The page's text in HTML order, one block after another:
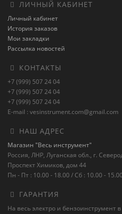
ЛИЧНЫЙ КАБИНЕТ
Личный кабинет
История заказов
Мои закладки
Рассылка новостей
КОНТАКТЫ
+7 (999) 507 24 04
+7 (999) 507 24 04
+7 (999) 507 24 04
E-mail : vesinstrument.com@gmail.com
НАШ АДРЕС
Магазин "Весь инструмент"
Россия, ЛНР, Луганская обл., г.
Проспект Химиков, дом 44
Пн - Пт : 10.00 - 18.00 / Сб : 10.00 - 15.00
ГАРАНТИЯ
На весь электро и бензоинструмент